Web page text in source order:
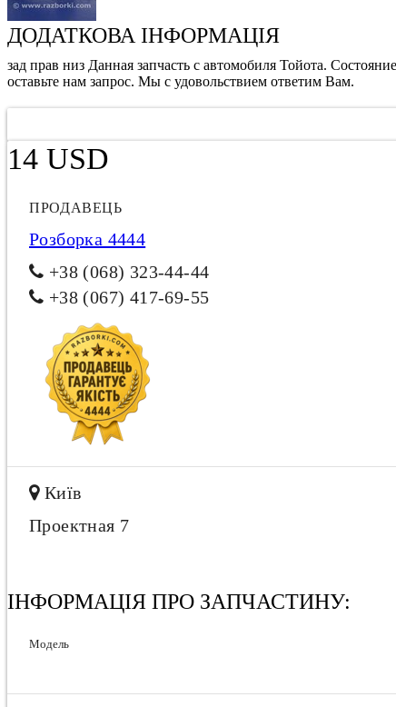
ДОДАТКОВА ІНФОРМАЦІЯ
зад прав низ Данная запчасть с автомобиля Тойота.
оставьте нам запрос. Мы с удовольствием ответим Вам.
14 USD
ПРОДАВЕЦЬ
Розборка 4444
+38 (068) 323-44-44
+38 (067) 417-69-55
Київ
Проектная 7
ІНФОРМАЦІЯ ПРО ЗАПЧАСТИНУ:
Модель